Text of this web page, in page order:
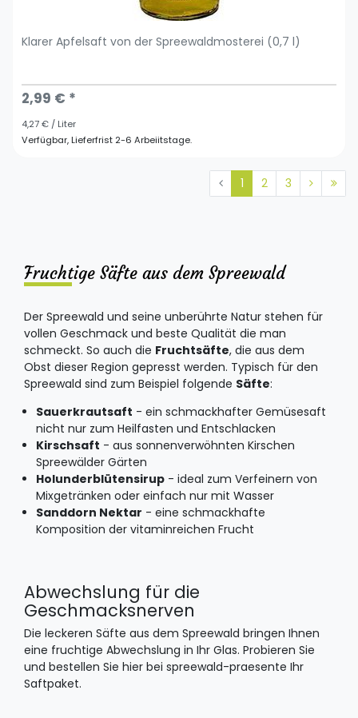
Klarer Apfelsaft von der Spreewaldmosterei (0,7 l)
2,99 € *
4,27 € / Liter
Verfügbar, Lieferfrist 2-6 Arbeiitstage.
1 2 3
Fruchtige Säfte aus dem Spreewald
Der Spreewald und seine unberührte Natur stehen für
vollen Geschmack und beste Qualität die man
schmeckt. So auch die Fruchtsäfte, die aus dem
Obst dieser Region gepresst werden. Typisch für den
Spreewald sind zum Beispiel folgende Säfte:
Sauerkrautsaft - ein schmackhafter Gemüsesaft
nicht nur zum Heilfasten und Entschlacken
Kirschsaft - aus sonnenverwöhnten Kirschen
Spreewälder Gärten
Holunderblütensirup - ideal zum Verfeinern von
Mixgetränken oder einfach nur mit Wasser
Sanddorn Nektar - eine schmackhafte
Komposition der vitaminreichen Frucht
Abwechslung für die
Geschmacksnerven
Die leckeren Säfte aus dem Spreewald bringen Ihnen
eine fruchtige Abwechslung in Ihr Glas. Probieren Sie
und bestellen Sie hier bei spreewald-praesente Ihr
Saftpaket.